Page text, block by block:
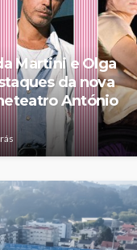
Martini e Olga
da nova
António